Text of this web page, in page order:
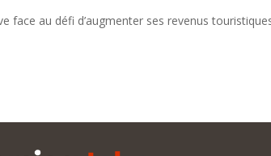
au défi d’augmenter ses revenus